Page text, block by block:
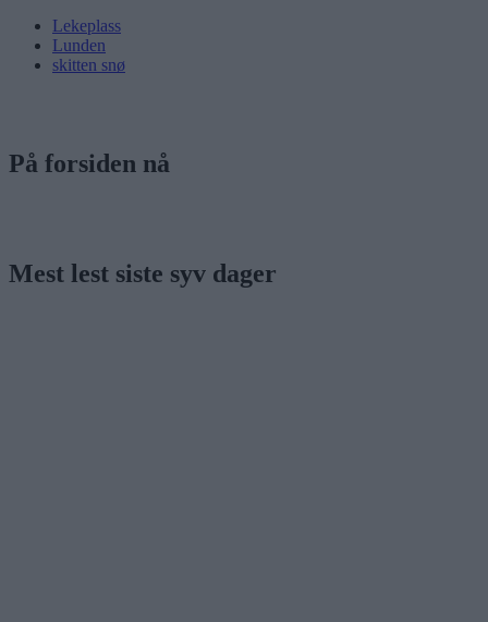
Lekeplass
Lunden
skitten snø
På forsiden nå
Mest lest siste syv dager